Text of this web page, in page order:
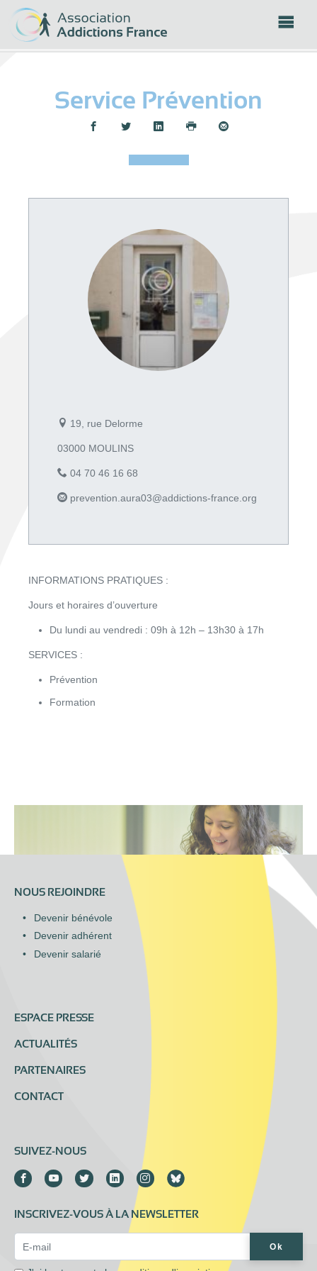
Service Prévention
Partager :
19, rue Delorme
03000 MOULINS
04 70 46 16 68
prevention.aura03@addictions-france.org
INFORMATIONS PRATIQUES :
Jours et horaires d’ouverture
Du lundi au vendredi : 09h à 12h – 13h30 à 17h
SERVICES :
Prévention
Formation
NOUS REJOINDRE
Devenir bénévole
Devenir adhérent
Devenir salarié
ESPACE PRESSE
ACTUALITÉS
PARTENAIRES
CONTACT
SUIVEZ-NOUS
INSCRIVEZ-VOUS À LA NEWSLETTER
Ok
Panneau de gestion des cookies